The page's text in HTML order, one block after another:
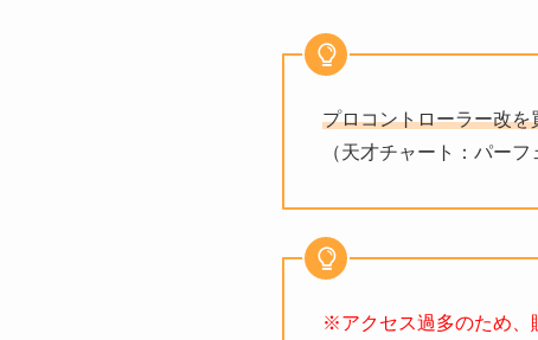
プロコントローラー改
（天才チャート：パー
※アクセス過多のため、